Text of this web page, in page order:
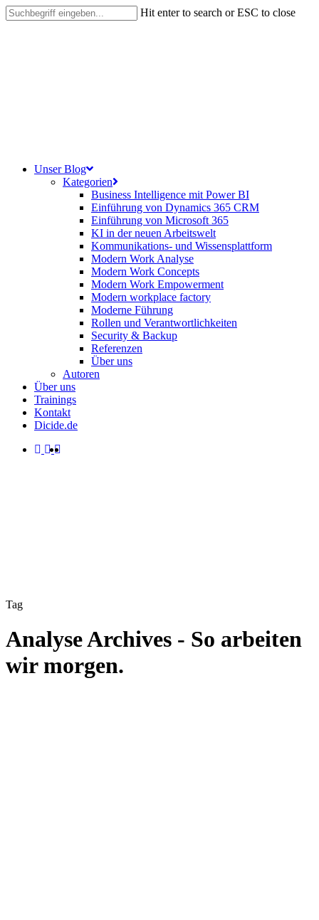
Skip
to
Hit enter to search or ESC to close
search
Menu
Unser Blog
Kategorien
Business Intelligence mit Power BI
Einführung von Dynamics 365 CRM
Einführung von Microsoft 365
KI in der neuen Arbeitswelt
Kommunikations- und Wissensplattform
Modern Work Analyse
Modern Work Concepts
Modern Work Empowerment
Modern workplace factory
Moderne Führung
Rollen und Verantwortlichkeiten
Security & Backup
Referenzen
Über uns
Autoren
Über uns
Trainings
Kontakt
Dicide.de
facebook
linkedin
instagram
Tag
Analyse Archives - So arbeiten
wir morgen.